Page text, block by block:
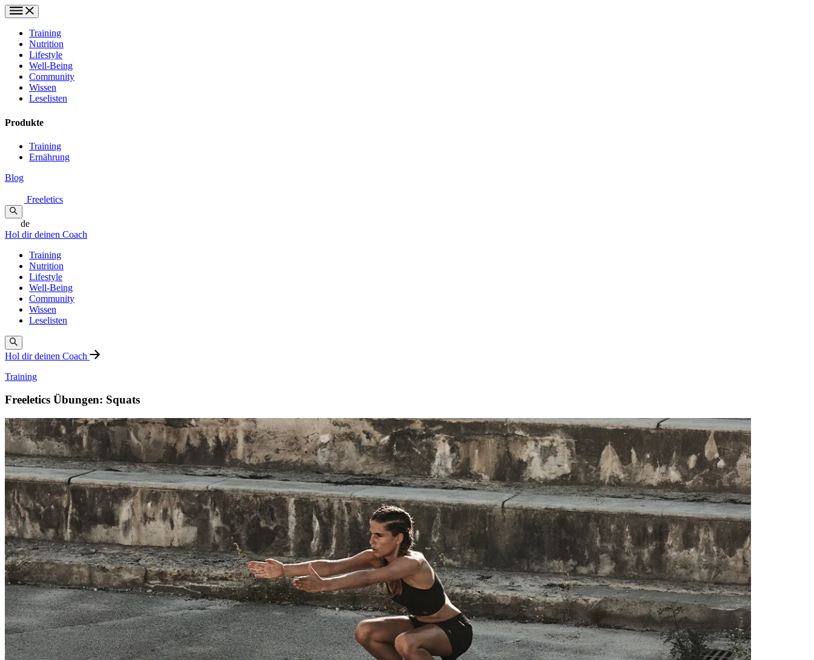
Training
Nutrition
Lifestyle
Well-Being
Community
Wissen
Leselisten
Produkte
Training
Ernährung
Blog
Freeletics
de
Hol dir deinen Coach
Training
Nutrition
Lifestyle
Well-Being
Community
Wissen
Leselisten
Hol dir deinen Coach
Training
Freeletics Übungen: Squats